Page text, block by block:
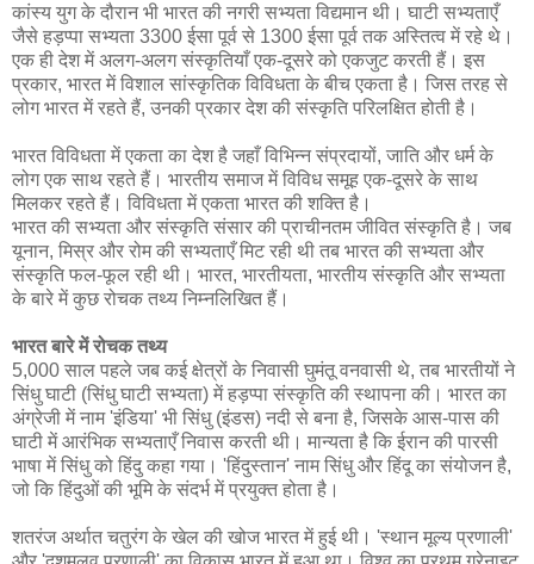
कांस्य युग के दौरान भी भारत की नगरी सभ्यता विद्यमान थी। घाटी सभ्यताएँ
जैसे हड़प्पा सभ्यता 3300 ईसा पूर्व से 1300 ईसा पूर्व तक अस्तित्व में रहे थे।
एक ही देश में अलग-अलग संस्कृतियाँ एक-दूसरे को एकजुट करती हैं। इस
प्रकार, भारत में विशाल सांस्कृतिक विविधता के बीच एकता है। जिस तरह से
लोग भारत में रहते हैं, उनकी प्रकार देश की संस्कृति परिलक्षित होती है।
भारत विविधता में एकता का देश है जहाँ विभिन्न संप्रदायों, जाति और धर्म के
लोग एक साथ रहते हैं। भारतीय समाज में विविध समूह एक-दूसरे के साथ
मिलकर रहते हैं। विविधता में एकता भारत की शक्ति है।
भारत की सभ्यता और संस्कृति संसार की प्राचीनतम जीवित संस्कृति है। जब
यूनान, मिस्र और रोम की सभ्यताएँ मिट रही थी तब भारत की सभ्यता और
संस्कृति फल-फूल रही थी। भारत, भारतीयता, भारतीय संस्कृति और सभ्यता
के बारे में कुछ रोचक तथ्य निम्नलिखित हैं।
भारत बारे में रोचक तथ्य
5,000 साल पहले जब कई क्षेत्रों के निवासी घुमंतू वनवासी थे, तब भारतीयों ने
सिंधु घाटी (सिंधु घाटी सभ्यता) में हड़प्पा संस्कृति की स्थापना की। भारत का
अंग्रेजी में नाम 'इंडिया' भी सिंधु (इं‍डस) नदी से बना है, जिसके आस-पास की
घाटी में आरंभिक सभ्‍यताएँ निवास करती थी। मान्यता है कि ईरान की पारसी
भाषा में सिंधु को हिंदु कहा गया। 'हिंदुस्तान' नाम सिंधु और हिंदू का संयोजन है,
जो कि हिंदुओं की भूमि के संदर्भ में प्रयुक्त होता है।
शतरंज अर्थात चतुरंग के खेल की खोज भारत में हुई थी। 'स्‍थान मूल्‍य प्रणाली'